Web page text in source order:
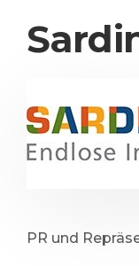
PR und